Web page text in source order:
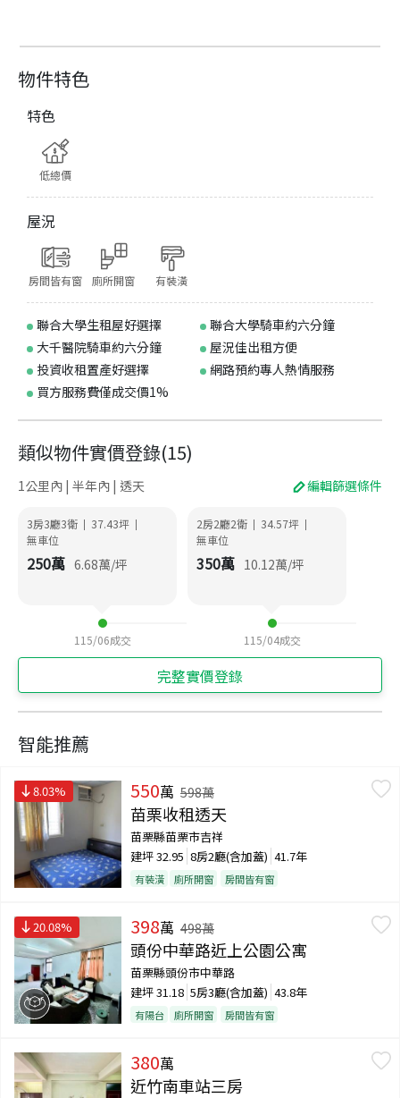
物件特色
特色
低總價
屋況
房間皆有窗 廁所開窗 有裝潢
聯合大學生租屋好選擇
聯合大學騎車約六分鐘
大千醫院騎車約六分鐘
屋況佳出租方便
投資收租置產好選擇
網路預約專人熱情服務
買方服務費僅成交價1%
類似物件實價登錄(15)
1公里內 | 半年內 | 透天 編輯篩選條件
3房3廳3衛 | 37.43坪 |
無車位
250萬 6.68萬/坪
115/06成交
2房2廳2衛 | 34.57坪 |
無車位
350萬 10.12萬/坪
115/04成交
完整實價登錄
智能推薦
8.03% 550萬 598萬
苗栗收租透天
苗栗縣苗栗市吉祥
建坪32.95 8房2廳(含加蓋) 41.7年
有裝潢 廁所開窗 房間皆有窗
20.08% 398萬 498萬
頭份中華路近上公園公寓
苗栗縣頭份市中華路
建坪31.18 5房3廳(含加蓋) 43.8年
有陽台 廁所開窗 房間皆有窗
380萬
近竹南車站三房